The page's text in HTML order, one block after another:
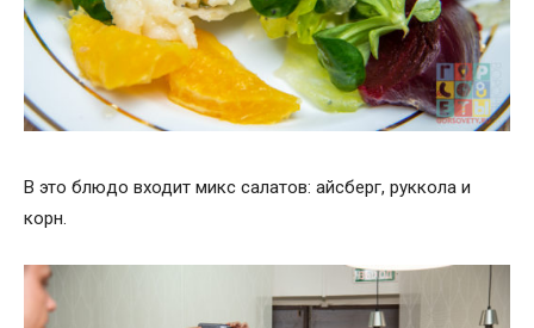
В это блюдо входит микс салатов: айсберг, руккола и
корн.